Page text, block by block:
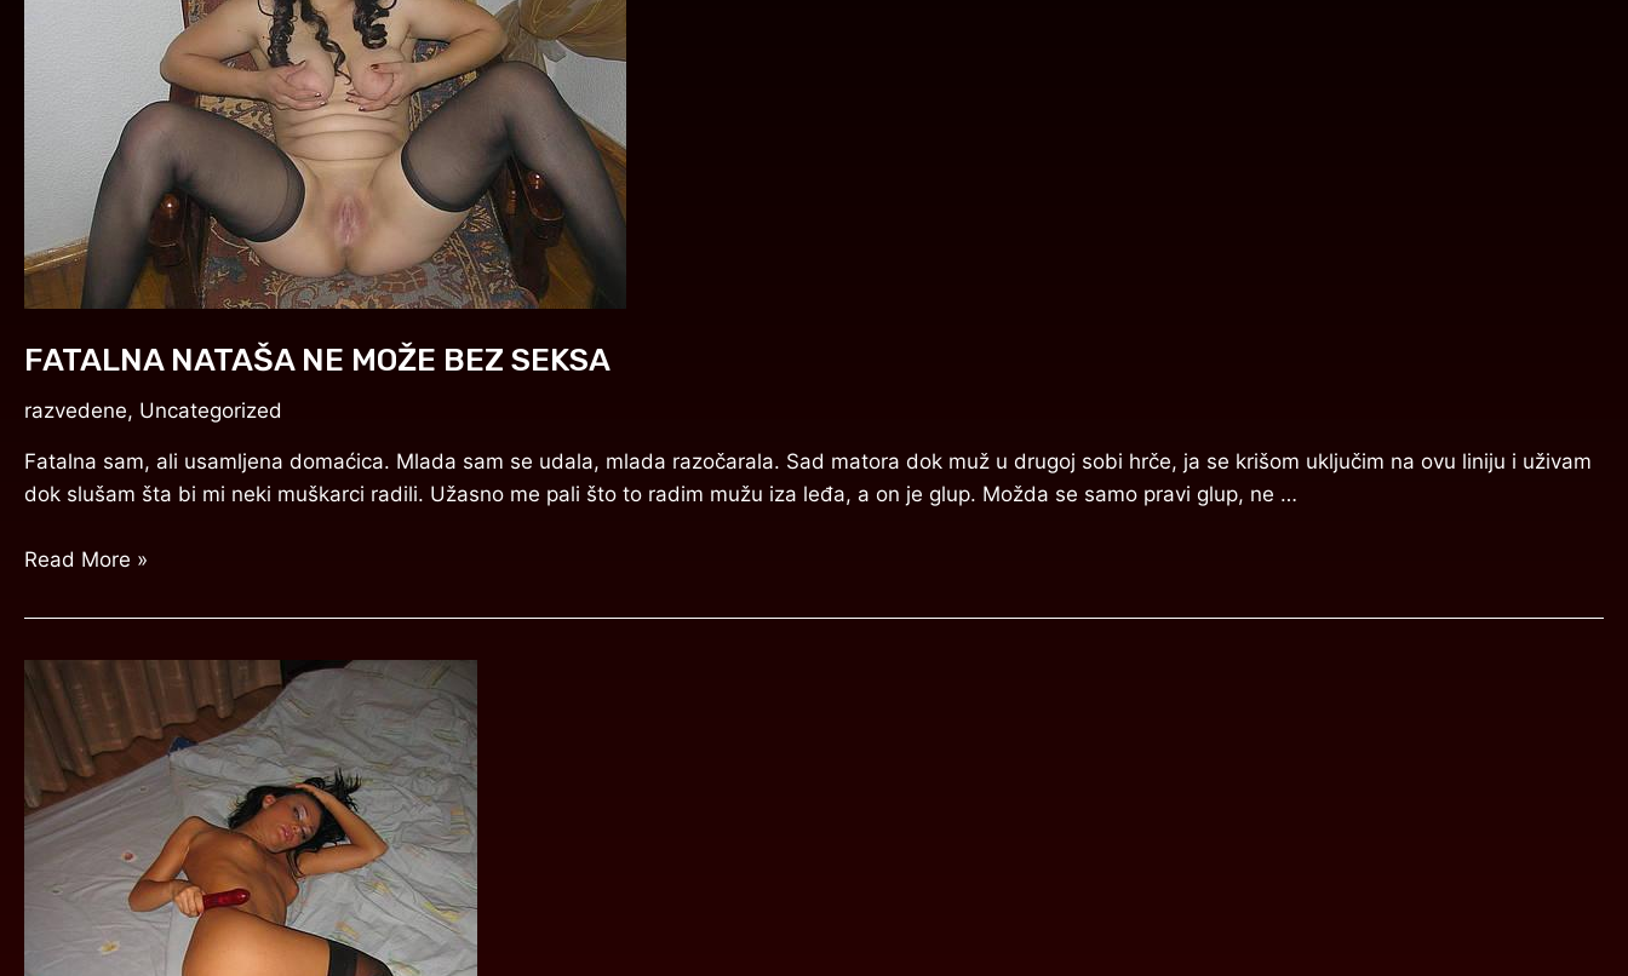
FATALNA NATAŠA NE MOŽE BEZ SEKSA
razvedene, Uncategorized
Fatalna sam, ali usamljena domaćica. Mlada sam se udala, mlada razočarala. Sad matora dok muž u drugoj sobi hrče, ja se krišom uključim na ovu liniju i uživam
dok slušam šta bi mi neki muškarci radili. Užasno me pali što to radim mužu iza leđa, a on je glup. Možda se samo pravi glup, ne …
Read More »
DIVLJA
MALA
CENTAR
POGAĐA